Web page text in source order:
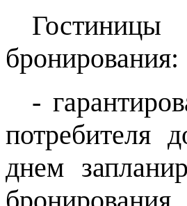
бронирования:
-
потребителя
днем